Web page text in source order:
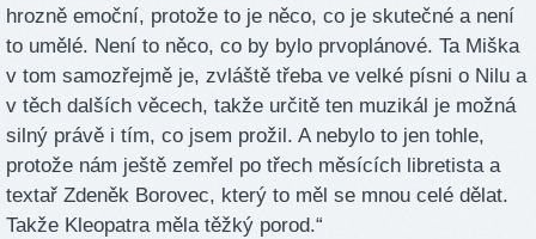
hrozně emoční, protože to je něco, co je skutečné a není
to umělé. Není to něco, co by bylo prvoplánové. Ta Miška
v tom samozřejmě je, zvláště třeba ve velké písni o Nilu a
v těch dalších věcech, takže určitě ten muzikál je možná
silný právě i tím, co jsem prožil. A nebylo to jen tohle,
protože nám ještě zemřel po třech měsících libretista a
textař Zdeněk Borovec, který to měl se mnou celé dělat.
Takže Kleopatra měla těžký porod.“